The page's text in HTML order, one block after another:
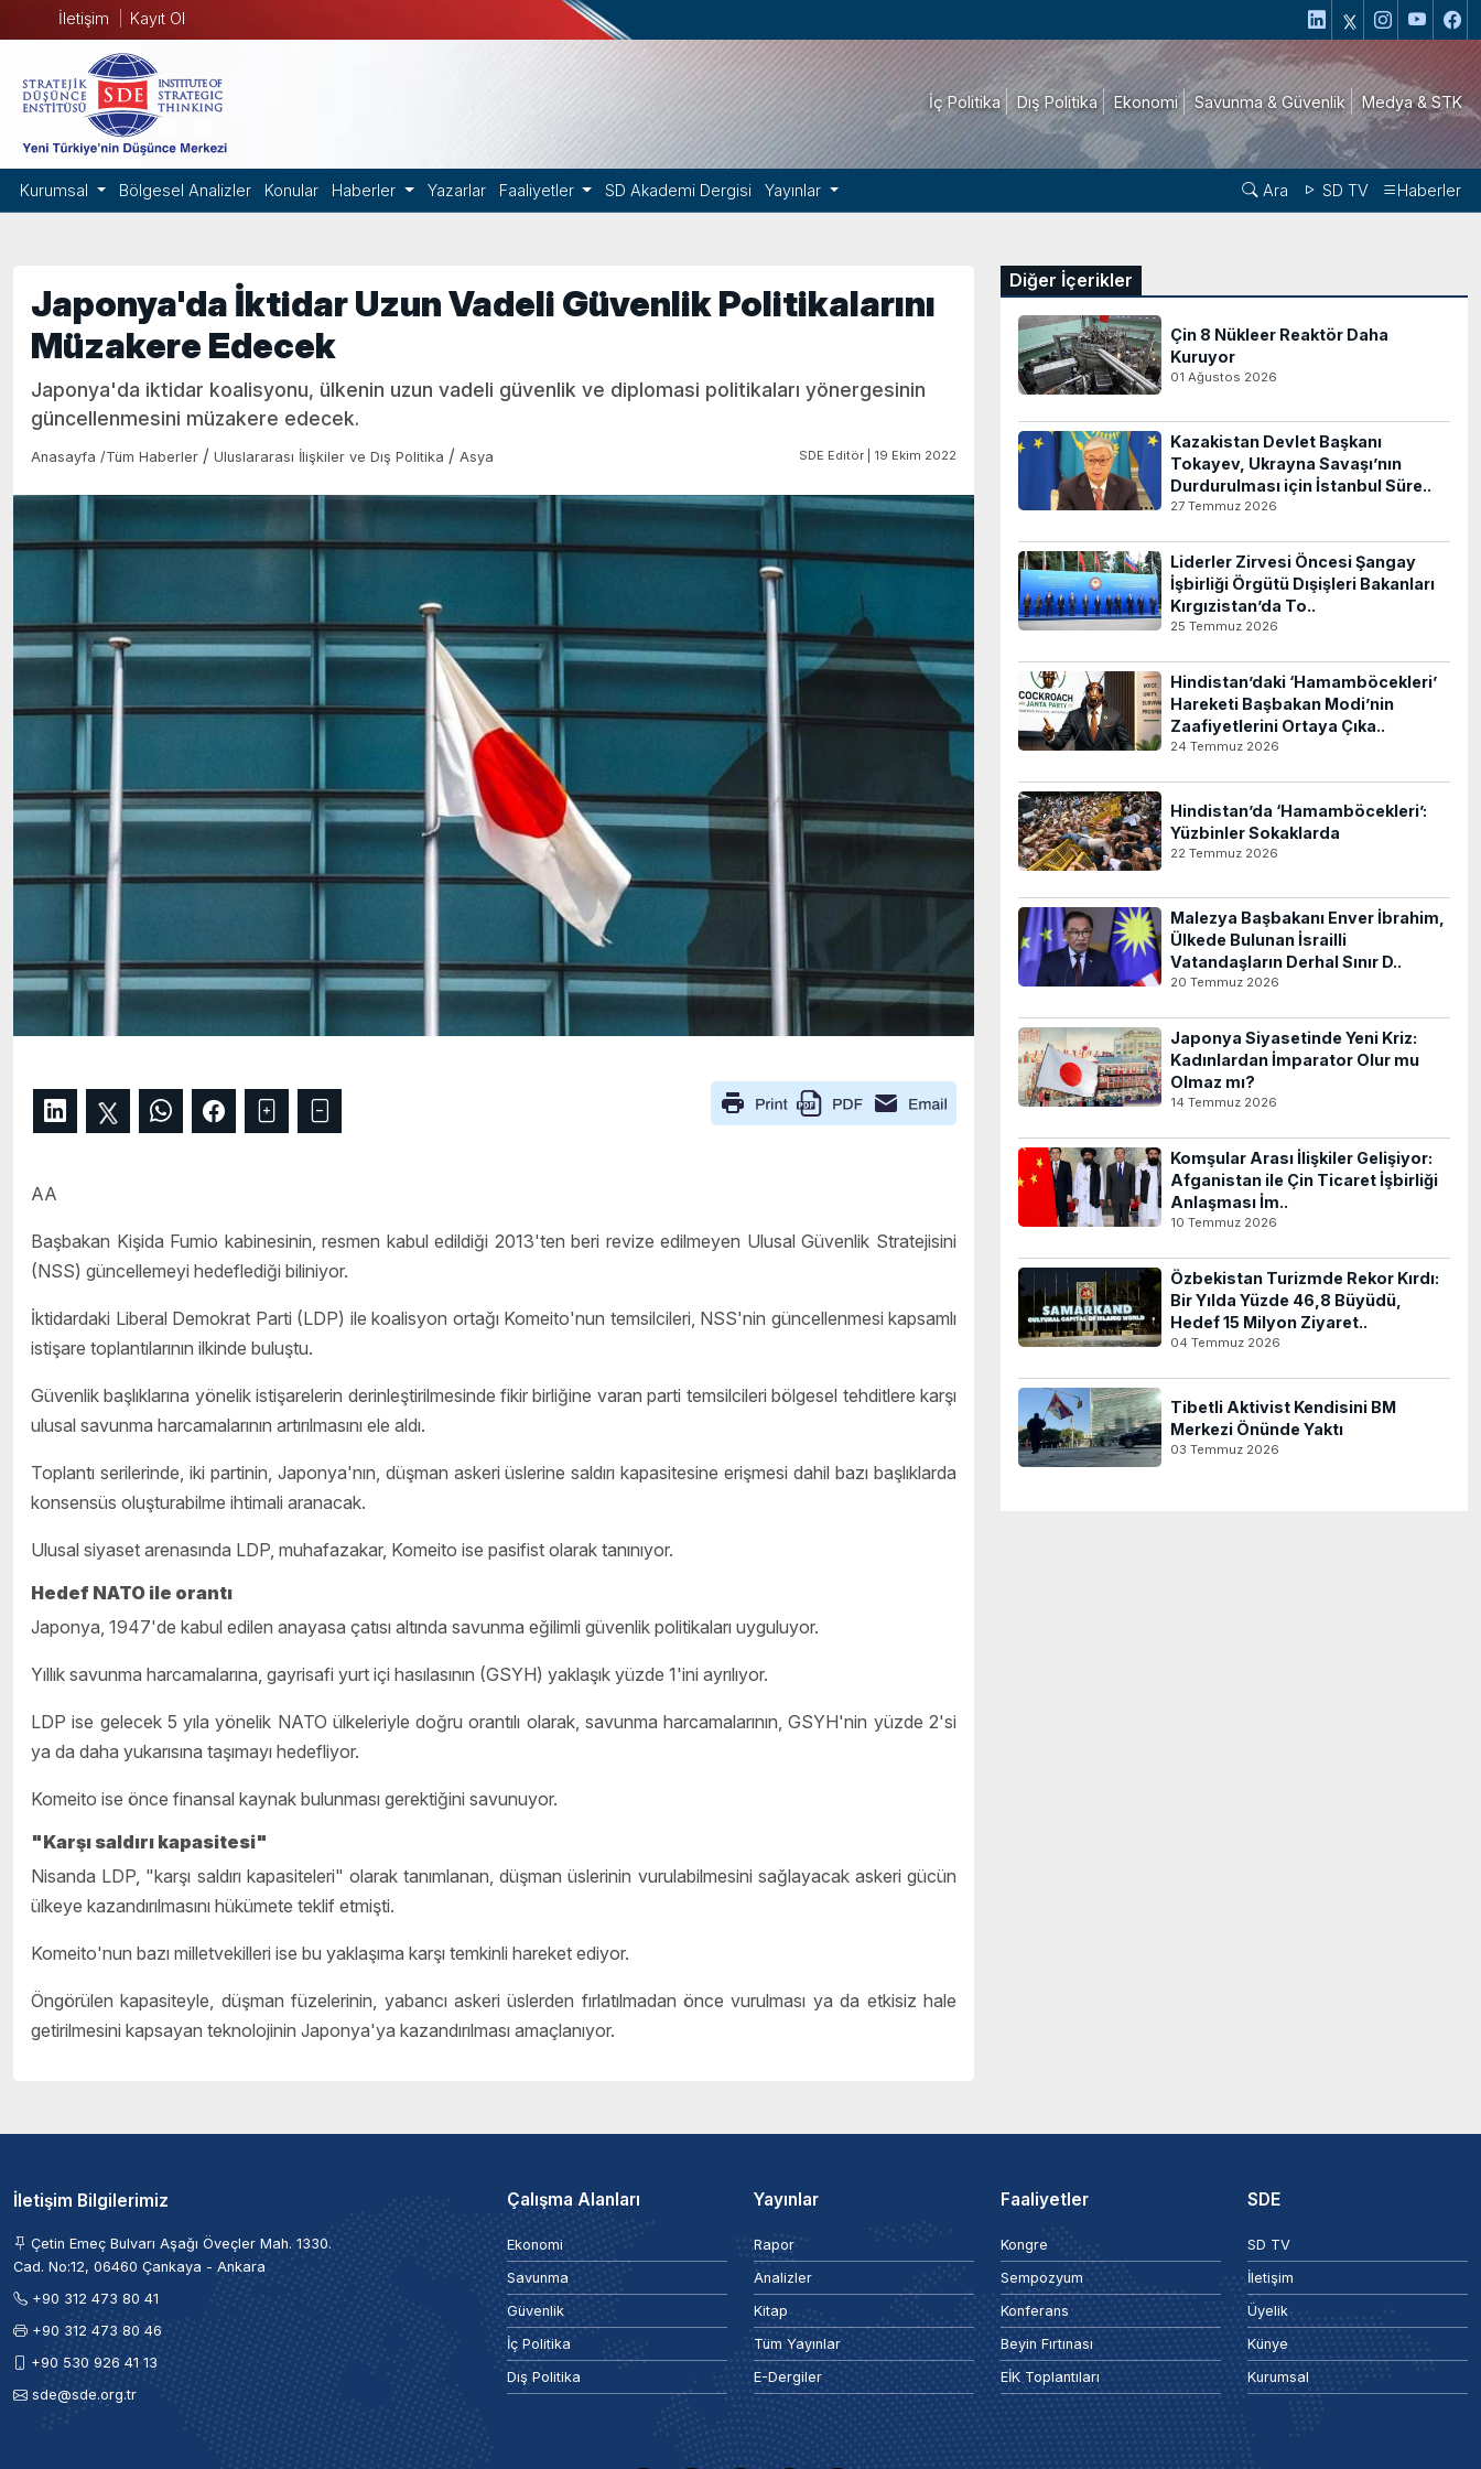
İletişim Kayıt Ol
İç Politika Dış Politika Ekonomi Savunma & Güvenlik Medya & STK
Kurumsal Bölgesel Analizler Konular Haberler Yazarlar Faaliyetler SD Akademi Dergisi Yayınlar Ara SD TV Haberler
Japonya'da İktidar Uzun Vadeli Güvenlik Politikalarını
Müzakere Edecek
Japonya'da iktidar koalisyonu, ülkenin uzun vadeli güvenlik ve diplomasi politikaları yönergesinin
güncellenmesini müzakere edecek.
Anasayfa /Tüm Haberler / Uluslararası İlişkiler ve Dış Politika / Asya SDE Editör | 19 Ekim 2022
AA
Başbakan Kişida Fumio kabinesinin, resmen kabul edildiği 2013'ten beri revize edilmeyen Ulusal Güvenlik Stratejisini
(NSS) güncellemeyi hedeflediği biliniyor.
İktidardaki Liberal Demokrat Parti (LDP) ile koalisyon ortağı Komeito'nun temsilcileri, NSS'nin güncellenmesi kapsamlı
istişare toplantılarının ilkinde buluştu.
Güvenlik başlıklarına yönelik istişarelerin derinleştirilmesinde fikir birliğine varan parti temsilcileri bölgesel tehditlere karşı
ulusal savunma harcamalarının artırılmasını ele aldı.
Toplantı serilerinde, iki partinin, Japonya'nın, düşman askeri üslerine saldırı kapasitesine erişmesi dahil bazı başlıklarda
konsensüs oluşturabilme ihtimali aranacak.
Ulusal siyaset arenasında LDP, muhafazakar, Komeito ise pasifist olarak tanınıyor.
Hedef NATO ile orantı
Japonya, 1947'de kabul edilen anayasa çatısı altında savunma eğilimli güvenlik politikaları uyguluyor.
Yıllık savunma harcamalarına, gayrisafi yurt içi hasılasının (GSYH) yaklaşık yüzde 1'ini ayrılıyor.
LDP ise gelecek 5 yıla yönelik NATO ülkeleriyle doğru orantılı olarak, savunma harcamalarının, GSYH'nin yüzde 2'si
ya da daha yukarısına taşımayı hedefliyor.
Komeito ise önce finansal kaynak bulunması gerektiğini savunuyor.
"Karşı saldırı kapasitesi"
Nisanda LDP, "karşı saldırı kapasiteleri" olarak tanımlanan, düşman üslerinin vurulabilmesini sağlayacak askeri gücün
ülkeye kazandırılmasını hükümete teklif etmişti.
Komeito'nun bazı milletvekilleri ise bu yaklaşıma karşı temkinli hareket ediyor.
Öngörülen kapasiteyle, düşman füzelerinin, yabancı askeri üslerden fırlatılmadan önce vurulması ya da etkisiz hale
getirilmesini kapsayan teknolojinin Japonya'ya kazandırılması amaçlanıyor.
Diğer İçerikler
Çin 8 Nükleer Reaktör Daha
Kuruyor
01 Ağustos 2026
Kazakistan Devlet Başkanı
Tokayev, Ukrayna Savaşı’nın
Durdurulması için İstanbul Süre..
27 Temmuz 2026
Liderler Zirvesi Öncesi Şangay
İşbirliği Örgütü Dışişleri Bakanları
Kırgızistan’da To..
25 Temmuz 2026
Hindistan’daki ‘Hamamböcekleri’
Hareketi Başbakan Modi’nin
Zaafiyetlerini Ortaya Çıka..
24 Temmuz 2026
Hindistan’da ‘Hamamböcekleri’:
Yüzbinler Sokaklarda
22 Temmuz 2026
Malezya Başbakanı Enver İbrahim,
Ülkede Bulunan İsrailli
Vatandaşların Derhal Sınır D..
20 Temmuz 2026
Japonya Siyasetinde Yeni Kriz:
Kadınlardan İmparator Olur mu
Olmaz mı?
14 Temmuz 2026
Komşular Arası İlişkiler Gelişiyor:
Afganistan ile Çin Ticaret İşbirliği
Anlaşması İm..
10 Temmuz 2026
Özbekistan Turizmde Rekor Kırdı:
Bir Yılda Yüzde 46,8 Büyüdü,
Hedef 15 Milyon Ziyaret..
04 Temmuz 2026
Tibetli Aktivist Kendisini BM
Merkezi Önünde Yaktı
03 Temmuz 2026
İletişim Bilgilerimiz
Çetin Emeç Bulvarı Aşağı Öveçler Mah. 1330.
Cad. No:12, 06460 Çankaya - Ankara
+90 312 473 80 41
+90 312 473 80 46
+90 530 926 41 13
sde@sde.org.tr
Çalışma Alanları
Ekonomi
Savunma
Güvenlik
İç Politika
Dış Politika
Yayınlar
Rapor
Analizler
Kitap
Tüm Yayınlar
E-Dergiler
Faaliyetler
Kongre
Sempozyum
Konferans
Beyin Fırtınası
EİK Toplantıları
SDE
SD TV
İletişim
Üyelik
Künye
Kurumsal